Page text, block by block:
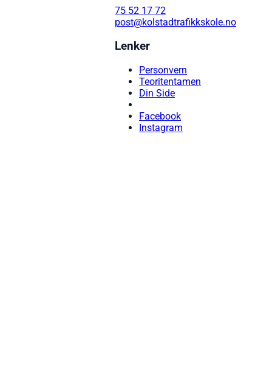
75 52 17 72
post@kolstadtrafikkskole.no
Lenker
Personvern
Teoritentamen
Din Side
Facebook
Instagram